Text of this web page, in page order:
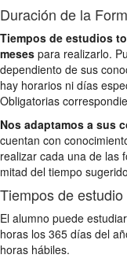
Duración de la
Tiempos de estudios
meses para realizarlo.
dependiento de sus
hay horarios ni días
Obligatorias
Nos adaptamos a sus
cuentan con
realizar cada una de las
mitad del tiempo
Tiempos de estudio
El alumno puede
horas los 365 días del
horas hábiles.